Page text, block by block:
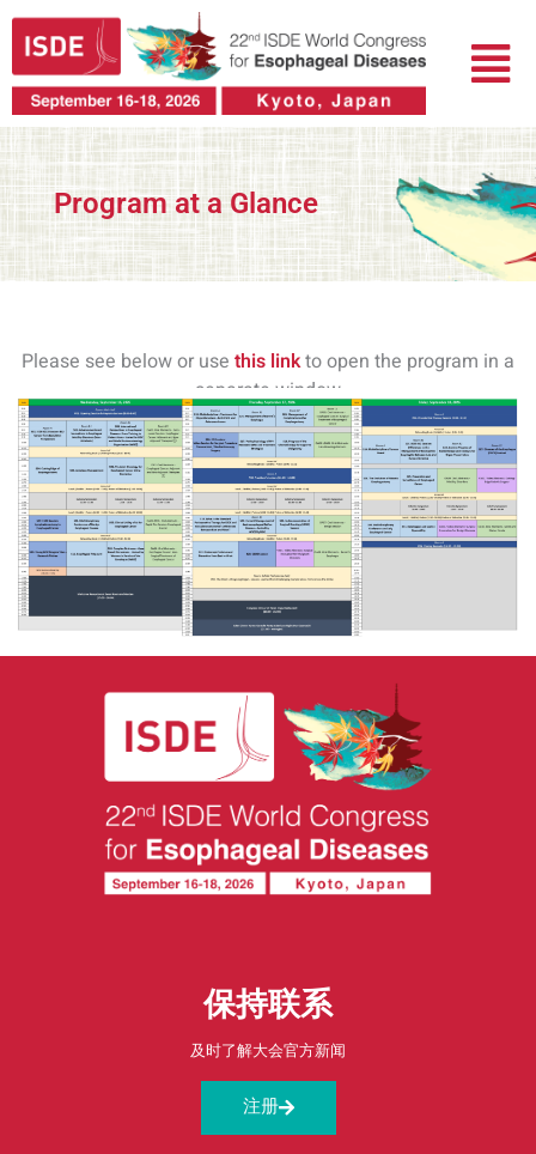
跳
内
菜
单
Program at a Glance
Please see below or use this linkto open the program in a
separate window
保持联系
及时了解大会官方新闻
注册